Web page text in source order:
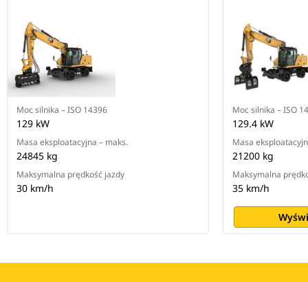
Moc silnika – ISO 14396
129 kW
Masa eksploatacyjna – maks.
24845 kg
Maksymalna prędkość jazdy
30 km/h
Moc silnika – ISO
129.4 kW
Masa
21200 kg
Maksymalna
35 km/h